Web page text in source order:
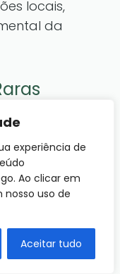
experiência de
Ao clicar em
nosso uso de
Aceitar tudo
locais,
da
o
histórias
Atlas, por
de
não
também